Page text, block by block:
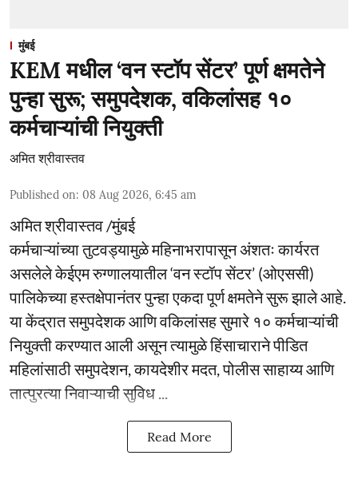
मुंबई
KEM मधील ‘वन स्टॉप सेंटर’ पूर्ण क्षमतेने
पुन्हा सुरू; समुपदेशक, वकिलांसह १०
कर्मचाऱ्यांची नियुक्ती
अमित श्रीवास्तव
Published on: 08 Aug 2026, 6:45 am
अमित श्रीवास्तव /मुंबई
कर्मचाऱ्यांच्या तुटवड्यामुळे महिनाभरापासून अंशतः कार्यरत
असलेले केईएम रुग्णालयातील ‘वन स्टॉप सेंटर’ (ओएससी)
पालिकेच्या हस्तक्षेपानंतर पुन्हा एकदा पूर्ण क्षमतेने सुरू झाले आहे.
या केंद्रात समुपदेशक आणि वकिलांसह सुमारे १० कर्मचाऱ्यांची
नियुक्ती करण्यात आली असून त्यामुळे हिंसाचाराने पीडित
महिलांसाठी समुपदेशन, कायदेशीर मदत, पोलीस साहाय्य आणि
तात्पुरत्या निवाऱ्याची सुविध ...
Read More